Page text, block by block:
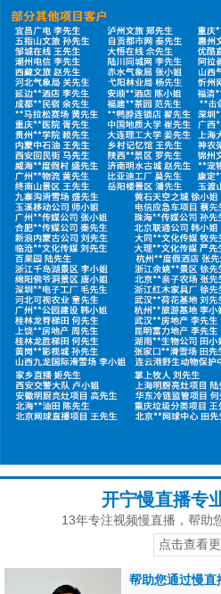
开宁慢直播专
13年专注视频慢直播，帮助
点击查看
帮助您通过慢直